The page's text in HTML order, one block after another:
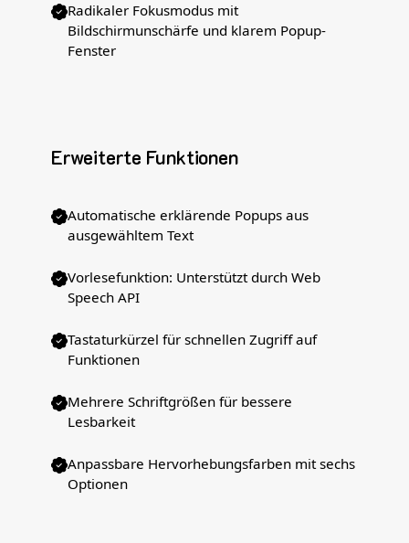
Radikaler Fokusmodus mit
Bildschirmunschärfe und klarem Popup-
Fenster
Erweiterte Funktionen
Automatische erklärende Popups aus
ausgewähltem Text
Vorlesefunktion: Unterstützt durch Web
Speech API
Tastaturkürzel für schnellen Zugriff auf
Funktionen
Mehrere Schriftgrößen für bessere
Lesbarkeit
Anpassbare Hervorhebungsfarben mit sechs
Optionen